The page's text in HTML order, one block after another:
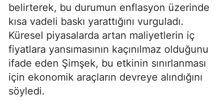
belirterek, bu durumun enflasyon üzerinde
kısa vadeli baskı yarattığını vurguladı.
Küresel piyasalarda artan maliyetlerin iç
fiyatlara yansımasının kaçınılmaz olduğunu
ifade eden Şimşek, bu etkinin sınırlanması
için ekonomik araçların devreye alındığını
söyledi.